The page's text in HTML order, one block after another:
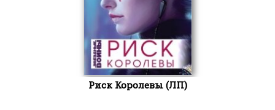
Риск Королевы (ЛП)